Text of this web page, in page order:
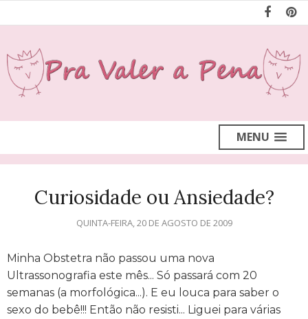
MENU
Curiosidade ou Ansiedade?
QUINTA-FEIRA, 20 DE AGOSTO DE 2009
Minha Obstetra não passou uma nova
Ultrassonografia este mês... Só passará com 20
semanas (a morfológica...). E eu louca para saber o
sexo do bebê!!! Então não resisti... Liguei para várias